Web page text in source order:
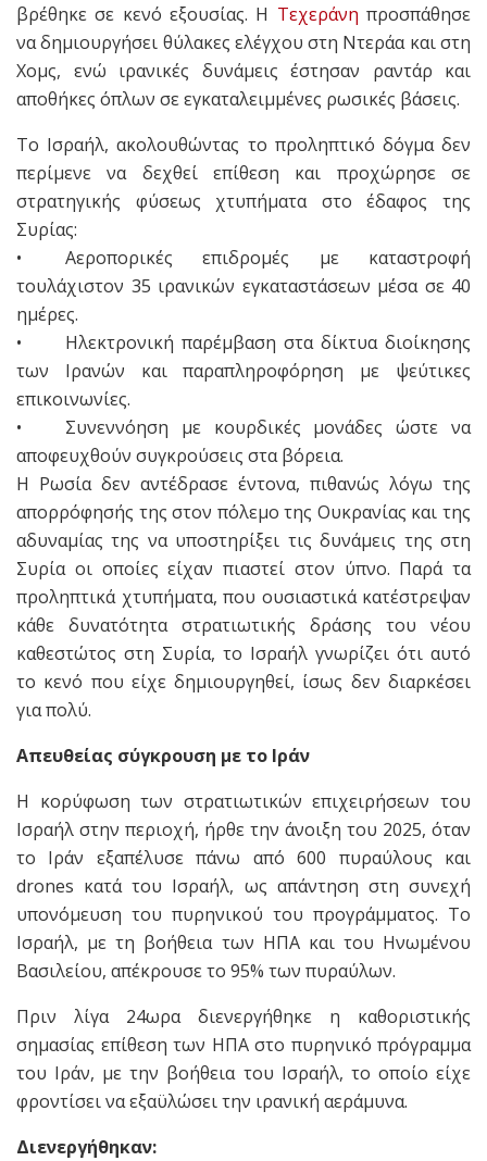
βρέθηκε σε κενό εξουσίας. Η Τεχεράνη προσπάθησε
να δημιουργήσει θύλακες ελέγχου στη Ντεράα και στη
Χομς, ενώ ιρανικές δυνάμεις έστησαν ραντάρ και
αποθήκες όπλων σε εγκαταλειμμένες ρωσικές βάσεις.
Το Ισραήλ, ακολουθώντας το προληπτικό δόγμα δεν
περίμενε να δεχθεί επίθεση και προχώρησε σε
στρατηγικής φύσεως χτυπήματα στο έδαφος της
Συρίας:
• Αεροπορικές επιδρομές με καταστροφή
τουλάχιστον 35 ιρανικών εγκαταστάσεων μέσα σε 40
ημέρες.
• Ηλεκτρονική παρέμβαση στα δίκτυα διοίκησης
των Ιρανών και παραπληροφόρηση με ψεύτικες
επικοινωνίες.
• Συνεννόηση με κουρδικές μονάδες ώστε να
αποφευχθούν συγκρούσεις στα βόρεια.
Η Ρωσία δεν αντέδρασε έντονα, πιθανώς λόγω της
απορρόφησής της στον πόλεμο της Ουκρανίας και της
αδυναμίας της να υποστηρίξει τις δυνάμεις της στη
Συρία οι οποίες είχαν πιαστεί στον ύπνο. Παρά τα
προληπτικά χτυπήματα, που ουσιαστικά κατέστρεψαν
κάθε δυνατότητα στρατιωτικής δράσης του νέου
καθεστώτος στη Συρία, το Ισραήλ γνωρίζει ότι αυτό
το κενό που είχε δημιουργηθεί, ίσως δεν διαρκέσει
για πολύ.
Απευθείας σύγκρουση με το Ιράν
Η κορύφωση των στρατιωτικών επιχειρήσεων του
Ισραήλ στην περιοχή, ήρθε την άνοιξη του 2025, όταν
το Ιράν εξαπέλυσε πάνω από 600 πυραύλους και
drones κατά του Ισραήλ, ως απάντηση στη συνεχή
υπονόμευση του πυρηνικού του προγράμματος. Το
Ισραήλ, με τη βοήθεια των ΗΠΑ και του Ηνωμένου
Βασιλείου, απέκρουσε το 95% των πυραύλων.
Πριν λίγα 24ωρα διενεργήθηκε η καθοριστικής
σημασίας επίθεση των ΗΠΑ στο πυρηνικό πρόγραμμα
του Ιράν, με την βοήθεια του Ισραήλ, το οποίο είχε
φροντίσει να εξαϋλώσει την ιρανική αεράμυνα.
Διενεργήθηκαν: